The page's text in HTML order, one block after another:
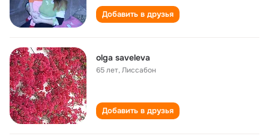
Добавить в друзья
olga saveleva
65 лет,Лиссабон
Добавить в друзья